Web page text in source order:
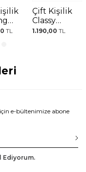
Plaj
TL
Çift Kişilik
Classy
Pembe Plaj
1.190,00 TL
e-bültenimize abone
Ediyorum.